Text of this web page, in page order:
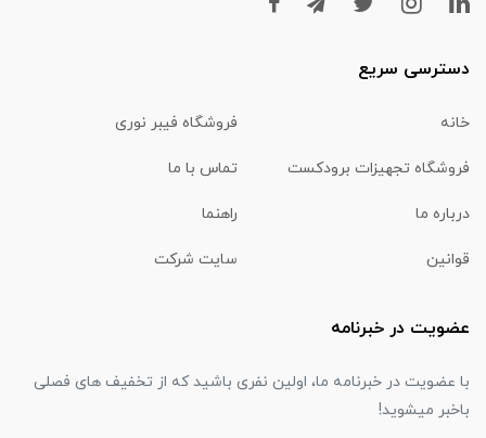
دسترسی سریع
خانه فروشگاه فیبر نوری
فروشگاه تجهیزات برودکست تماس با ما
درباره ما راهنما
قوانین سایت شرکت
عضویت در خبرنامه
با عضویت در خبرنامه ما، اولین نفری باشید که از تخفیف های فصلی
باخبر میشوید!